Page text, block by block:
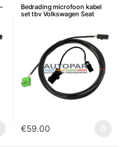
Bedrading microfoon kabel
set tbv Volkswagen Seat
€59.00